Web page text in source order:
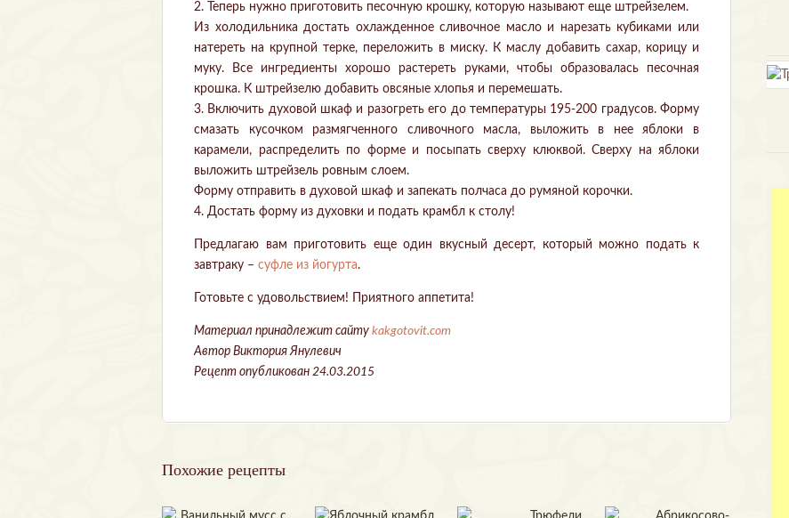
2. Теперь нужно приготовить песочную крошку, которую называют еще штрейзелем.
Из холодильника достать охлажденное сливочное масло и нарезать кубиками или
натереть на крупной терке, переложить в миску. К маслу добавить сахар, корицу и
муку. Все ингредиенты хорошо растереть руками, чтобы образовалась песочная
крошка. К штрейзелю добавить овсяные хлопья и перемешать.
3. Включить духовой шкаф и разогреть его до температуры 195-200 градусов. Форму
смазать кусочком размягченного сливочного масла, выложить в нее яблоки в
карамели, распределить по форме и посыпать сверху клюквой. Сверху на яблоки
выложить штрейзель ровным слоем.
Форму отправить в духовой шкаф и запекать полчаса до румяной корочки.
4. Достать форму из духовки и подать крамбл к столу!
Предлагаю вам приготовить еще один вкусный десерт, который можно подать к
завтраку – суфле из йогурта.
Готовьте с удовольствием! Приятного аппетита!
Материал принадлежит сайту kakgotovit.com
Автор Виктория Янулевич
Рецепт опубликован 24.03.2015
Похожие рецепты